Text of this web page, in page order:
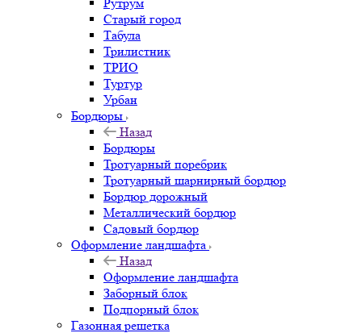
Старый город
Табула
Трилистник
ТРИО
Туртур
Урбан
Бордюры
Назад
Бордюры
Тротуарный поребрик
Тротуарный шарнирный бордюр
Бордюр дорожный
Металлический бордюр
Садовый бордюр
Оформление ландшафта
Назад
Оформление ландшафта
Заборный блок
Подпорный блок
Газонная решетка